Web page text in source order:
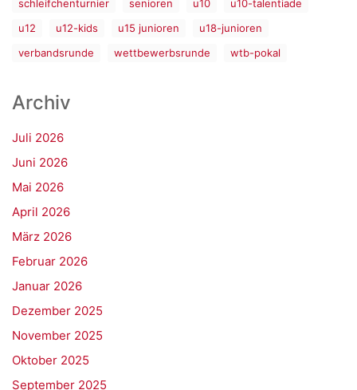
schleifchenturnier
senioren u10
u10-talentiade
u12
u12-kids u15 junioren
u18-junioren
verbandsrunde
wettbewerbsrunde wtb-pokal
Archiv
Juli 2026
Juni 2026
Mai 2026
April 2026
März 2026
Februar 2026
Januar 2026
Dezember 2025
November 2025
Oktober 2025
September 2025